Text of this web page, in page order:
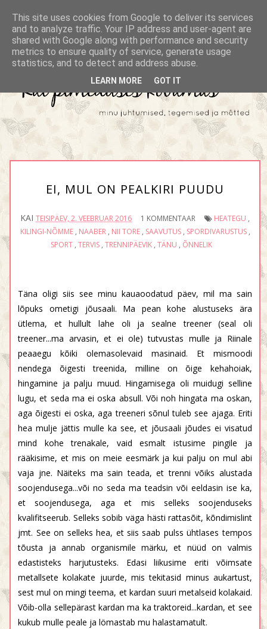
EI, MUL ON PEALKIRI PUUDU
KAI TEISIPÄEV, 2. VEEBRUAR 2016 1 KOMMENTAAR HEATEGU ,
KILINGI-NÕMME, NAABER, NII TORE, SAAVUTUS, SPORDIVARUSTUS,
SPORT , TERVIS , TRENNIPÄEVIK , TÄNU , ÕNNELIK
Täna oligi siis see minu kauaoodatud päev, mil ma sain
lõpuks ometigi jõusaali. Ma pean kohe alustuseks ära
ütlema, et hullult lahe oli ja sealne treener (seal oli
treener...ma arvasin, et ei ole) tutvustas mulle ja Riinale
peaaegu kõiki olemasolevaid masinaid. Et mismoodi
nendega õigesti treenida, milline on õige kehahoiak,
hingamine ja palju muud. Hingamisega oli muidugi selline
lugu, et seda ma ei oska absull. Või noh hingata ma oskan,
aga õigesti ei oska, aga treeneri sõnul tuleb see ajaga. Eriti
hea mulje jättis mulle ka see, et jõusaali jõudes ei visatud
mind kohe trenakale, vaid esmalt istusime pingile ja
rääkisime, et mis on meie eesmärk ja kui palju on mul abi
vaja jne. Näiteks ma sain teada, et trenni võiks alustada
soojendusega...või no seda ma teadsin või eeldasin ise ka,
et soojendusega, aga et mis selleks soojenduseks
kvalifitseerub. Selleks sobib väga hästi rattasõit, kõndimislint
jmt. See on selleks hea, et siis saab pulss ühtlases tempos
tõusta ja annab organismile märku, et nüüd on valmis
edastisteks harjutusteks. Edasi liikusime eriti võimsate
metallsete kolakate juurde, mis tekitasid minus aukartust,
sest mul on mingi teema, et kardan suuri metalseid kolakaid.
Võib-olla sellepärast kardan ma ka traktoreid...kardan, et see
kukub mulle peale ja lömastab mu halastamatult.
This site uses cookies from Google to deliver its services
and to analyze traffic. Your IP address and user-agent are
shared with Google along with performance and security
metrics to ensure quality of service, generate usage
statistics, and to detect and address abuse.
LEARN MORE GOT IT